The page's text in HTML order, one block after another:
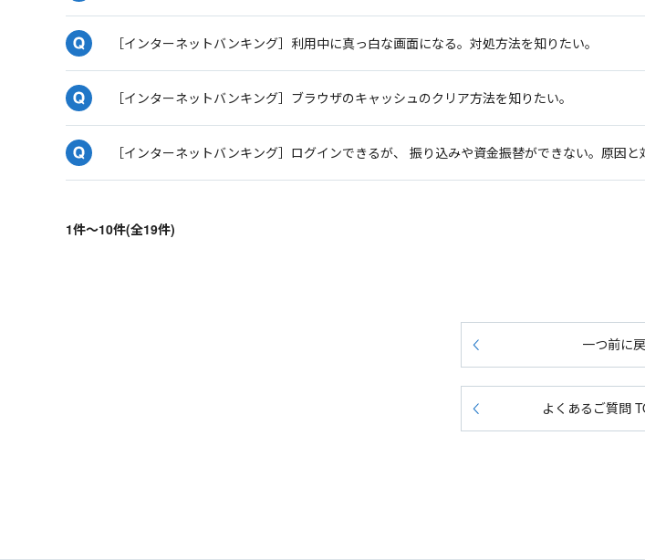
［インターネットバンキング］利用中に真っ白な画面になる。対処方法を知りたい。
［インターネットバンキング］ブラウザのキャッシュのクリア方法を知りたい。
［インターネットバンキング］ログインできるが、 振り込みや資金振替ができない。原因と
1件～10件(全19件)
一つ前に
よくあるご質問